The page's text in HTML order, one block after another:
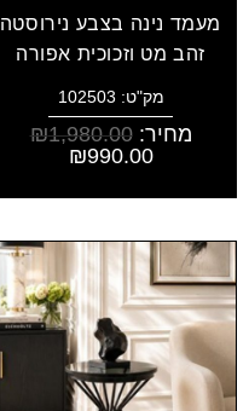
מעמד נינה בצבע נירוסטה
זהב מט וזכוכית אפורה
מק"ט: 102503
מחיר: ₪1,980.00
₪990.00